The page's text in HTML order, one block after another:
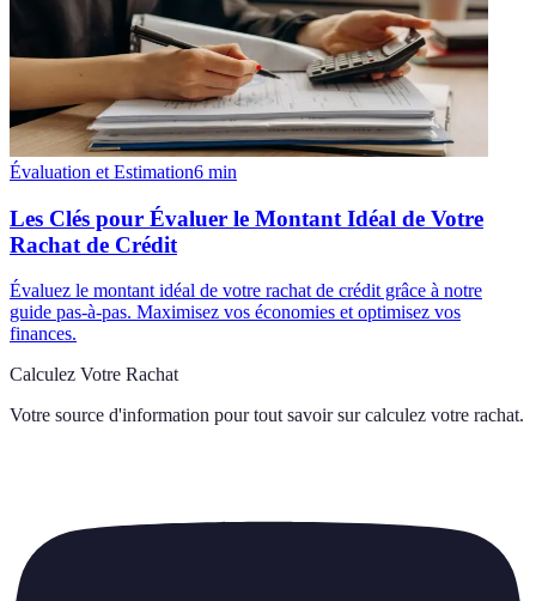
Évaluation et Estimation6 min
Les Clés pour Évaluer le Montant Idéal de Votre
Rachat de Crédit
Évaluez le montant idéal de votre rachat de crédit grâce à notre
guide pas-à-pas. Maximisez vos économies et optimisez vos
finances.
Calculez Votre Rachat
Votre source d'information pour tout savoir sur calculez votre rachat.